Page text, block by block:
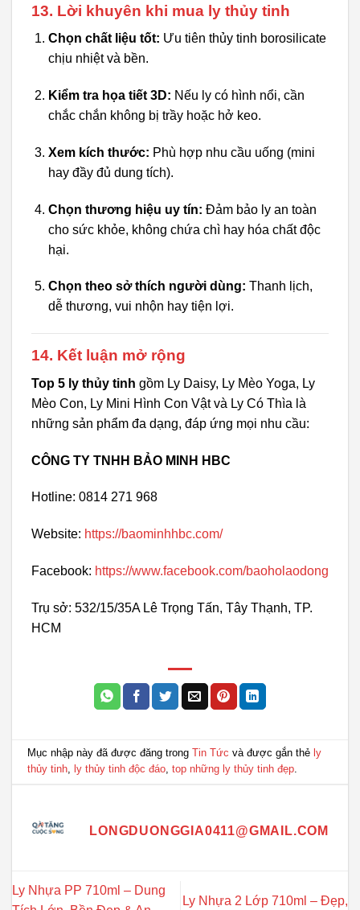
13. Lời khuyên khi mua ly thủy tinh
Chọn chất liệu tốt: Ưu tiên thủy tinh borosilicate
chịu nhiệt và bền.
Kiểm tra họa tiết 3D: Nếu ly có hình nổi, cần
chắc chắn không bị trầy hoặc hở keo.
Xem kích thước: Phù hợp nhu cầu uống (mini
hay đầy đủ dung tích).
Chọn thương hiệu uy tín: Đảm bảo ly an toàn
cho sức khỏe, không chứa chì hay hóa chất độc
hại.
Chọn theo sở thích người dùng: Thanh lịch,
dễ thương, vui nhộn hay tiện lợi.
14. Kết luận mở rộng
Top 5 ly thủy tinh gồm Ly Daisy, Ly Mèo Yoga, Ly
Mèo Con, Ly Mini Hình Con Vật và Ly Có Thìa là
những sản phẩm đa dạng, đáp ứng mọi nhu cầu:
CÔNG TY TNHH BẢO MINH HBC
Hotline: 0814 271 968
Website: https://baominhhbc.com/
Facebook: https://www.facebook.com/baoholaodong
Trụ sở: 532/15/35A Lê Trọng Tấn, Tây Thạnh, TP.
HCM
Mục nhập này đã được đăng trongTin Tức và được gắn thẻ ly
thủy tinh, ly thủy tinh độc đáo,top những ly thủy tinh đẹp.
LONGDUONGGIA0411@GMAIL.COM
Ly Nhựa PP 710ml – Dung
Ly Nhựa 2 Lớp 710ml – Đẹp,